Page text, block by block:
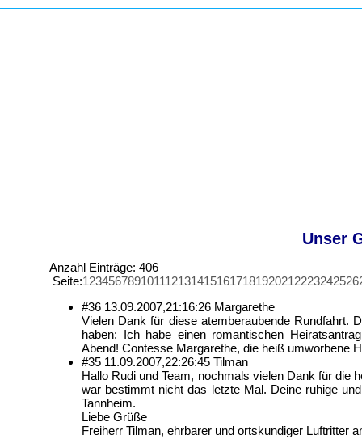
Unser
Anzahl Einträge: 406
Seite:1234567891011121314151617181920212223242526
#36 13.09.2007,21:16:26 Margarethe
Vielen Dank für diese atemberaubende Rundfahrt.
haben: Ich habe einen romantischen
Abend! Contesse Margarethe, die heiß umworbene
#35 11.09.2007,22:26:45 Tilman
Hallo Rudi und Team, nochmals vielen Dank für die
war bestimmt nicht das letzte Mal. Deine ruhige
Tannheim.
Liebe Grüße
Freiherr Tilman, ehrbarer und ortskundiger Luftritter